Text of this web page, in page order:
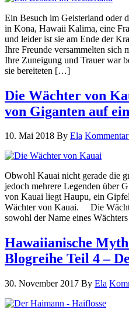
Ein Besuch im Geisterland oder
in Kona, Hawaii Kalima, eine
und leider ist sie am Ende der
Ihre Freunde versammelten sich
Ihre Zuneigung und Trauer war
sie bereiteten […]
Die Wächter von
von Giganten auf
10. Mai 2018 By Ela
Obwohl Kauai nicht gerade die
jedoch mehrere Legenden über
von Kauai liegt Haupu, ein
Wächter von Kauai. Die
sowohl der Name eines
Hawaiianische
Blogreihe Teil 4 –
30. November 2017 By Ela